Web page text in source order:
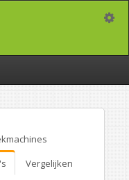
Vergelijken